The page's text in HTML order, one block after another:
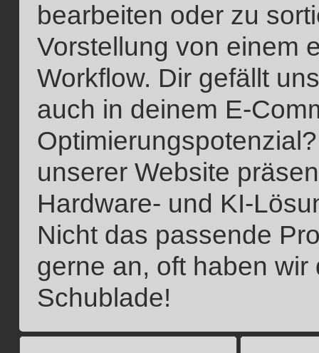
bearbeiten oder zu
Vorstellung von einem
Workflow. Dir gefällt
auch in deinem E-
unserer Website
Hardware- und KI-
Nicht das passende
gerne an, oft haben
Schublade!